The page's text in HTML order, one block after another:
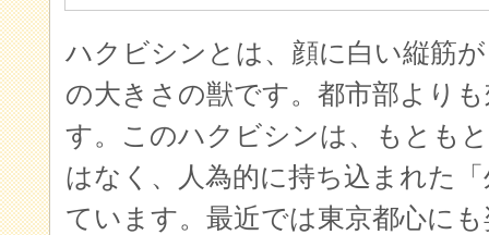
ハクビシンとは、顔に白い縦筋
の大きさの獣です。都市部より
す。このハクビシンは、もとも
はなく、人為的に持ち込まれた
ています。最近では東京都心に